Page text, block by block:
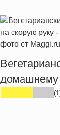
домашнему